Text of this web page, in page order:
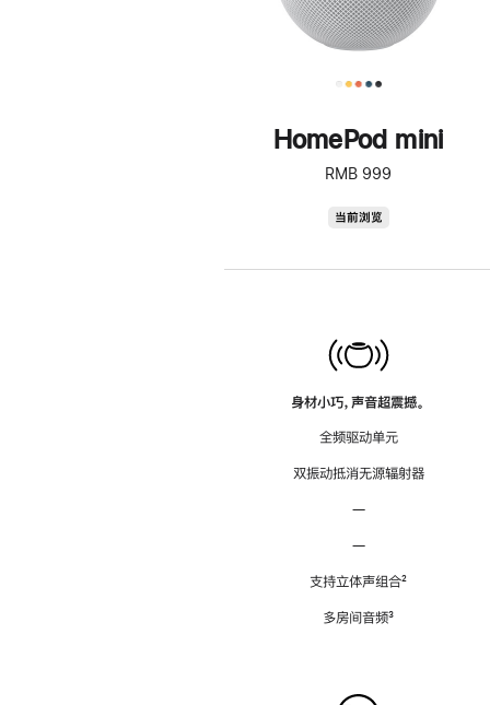
HomePod mini
RMB 999
当前浏览
身材小巧，声音超震撼。
全频驱动单元
双振动抵消无源辐射器
—
—
支持立体声组合脚
²
多房间音频脚
³